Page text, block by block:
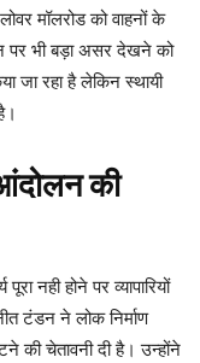
मॉलरोड को वाहनों के
पर भी बड़ा असर देखने को
जा रहा है लेकिन स्थायी
आंदोलन की
नही होने पर व्यापारियों
टंडन ने लोक निर्माण
की चेतावनी दी है। उन्होंने